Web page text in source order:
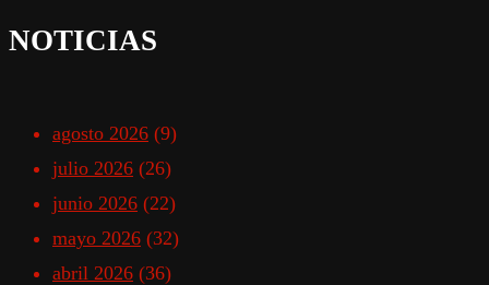
NOTICIAS
agosto 2026 (9)
julio 2026 (26)
junio 2026 (22)
mayo 2026 (32)
abril 2026 (36)